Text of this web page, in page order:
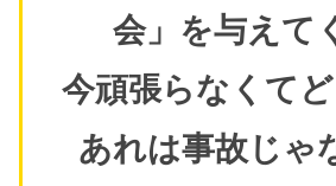
会」を与えて
今頑張らなくて
あれは事故じゃ